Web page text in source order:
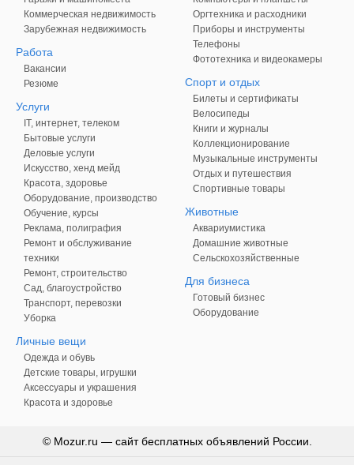
Коммерческая недвижимость
Зарубежная недвижимость
Работа
Вакансии
Резюме
Услуги
IT, интернет, телеком
Бытовые услуги
Деловые услуги
Искусство, хенд мейд
Красота, здоровье
Оборудование, производство
Обучение, курсы
Реклама, полиграфия
Ремонт и обслуживание
техники
Ремонт, строительство
Сад, благоустройство
Транспорт, перевозки
Уборка
Личные вещи
Одежда и обувь
Детские товары, игрушки
Аксессуары и украшения
Красота и здоровье
Оргтехника и расходники
Приборы и инструменты
Телефоны
Фототехника и видеокамеры
Спорт и отдых
Билеты и сертификаты
Велосипеды
Книги и журналы
Коллекционирование
Музыкальные инструменты
Отдых и путешествия
Спортивные товары
Животные
Аквариумистика
Домашние животные
Сельскохозяйственные
Для бизнеса
Готовый бизнес
Оборудование
© Mozur.ru — сайт бесплатных объявлений России.